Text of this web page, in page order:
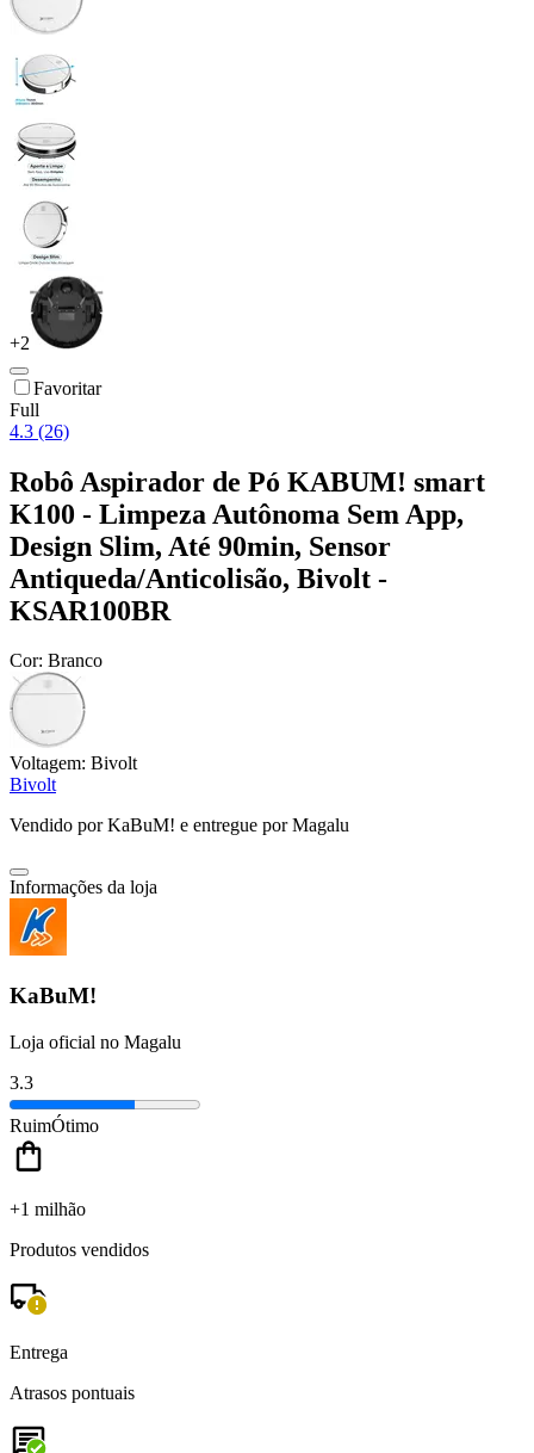
+2
Favoritar
Full
4.3 (26)
Robô Aspirador de Pó KABUM! smart
K100 - Limpeza Autônoma Sem App,
Design Slim, Até 90min, Sensor
Antiqueda/Anticolisão, Bivolt -
KSAR100BR
Cor: Branco
Voltagem: Bivolt
Bivolt
Vendido porKaBuM! e entregue por Magalu
Informações da loja
KaBuM!
Loja oficial no Magalu
3.3
RuimÓtimo
+1 milhão
Produtos vendidos
Entrega
Atrasos pontuais